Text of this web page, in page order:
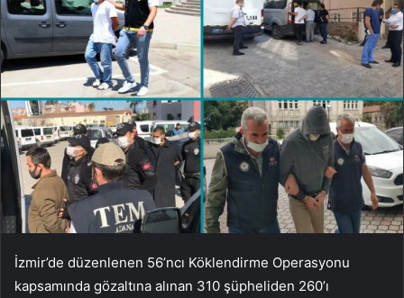
İzmir’de düzenlenen 56’ncı Köklendirme Operasyonu
kapsamında gözaltına alınan 310 şüpheliden 260’ı